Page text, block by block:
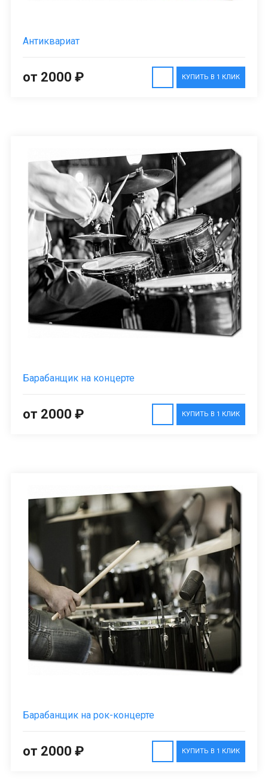
Антиквариат
КУПИТЬ В 1 КЛИК
от 2000 ₽
Барабанщик на концерте
КУПИТЬ В 1 КЛИК
от 2000 ₽
Барабанщик на рок-концерте
КУПИТЬ В 1 КЛИК
от 2000 ₽